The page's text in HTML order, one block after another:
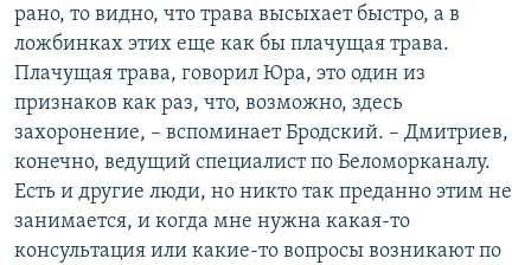
рано, то видно, что трава высыхает быстро, а в
ложбинках этих еще как бы плачущая трава.
Плачущая трава, говорил Юра, это один из
признаков как раз, что, возможно, здесь
захоронение, – вспоминает Бродский. – Дмитриев,
конечно, ведущий специалист по Беломорканалу.
Есть и другие люди, но никто так преданно этим не
занимается, и когда мне нужна какая-то
консультация или какие-то вопросы возникают по